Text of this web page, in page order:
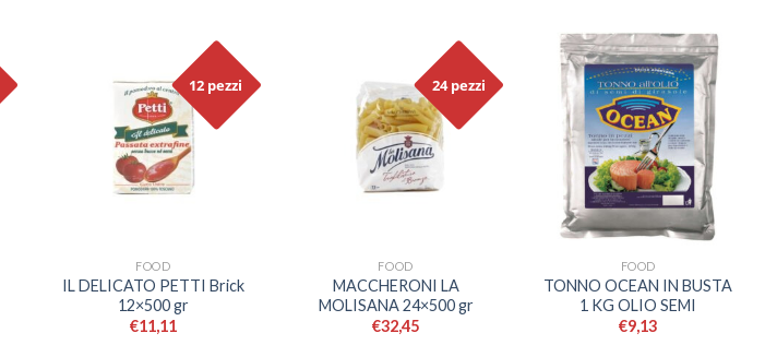
12 pezzi
FOOD
IL DELICATO PETTI Brick
12×500 gr
€11,11
24 pezzi
FOOD
MACCHERONI LA
MOLISANA 24×500 gr
€32,45
FOOD
TONNO OCEAN IN BUSTA
1 KG OLIO SEMI
€9,13